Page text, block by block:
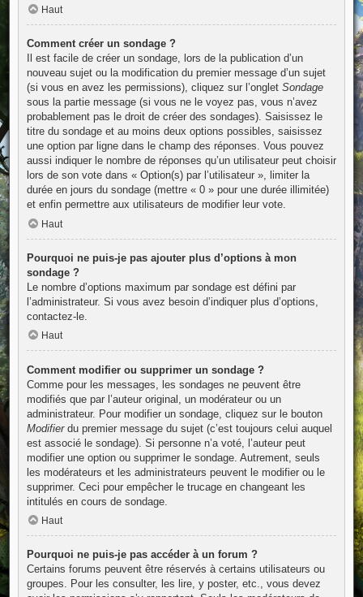
Haut
Comment créer un sondage ?
Il est facile de créer un sondage, lors de la publication d’un
nouveau sujet ou la modification du premier message d’un sujet
(si vous en avez les permissions), cliquez sur l’onglet Sondage
sous la partie message (si vous ne le voyez pas, vous n’avez
probablement pas le droit de créer des sondages). Saisissez le
titre du sondage et au moins deux options possibles, saisissez
une option par ligne dans le champ des réponses. Vous pouvez
aussi indiquer le nombre de réponses qu’un utilisateur peut choisir
lors de son vote dans « Option(s) par l’utilisateur », limiter la
durée en jours du sondage (mettre « 0 » pour une durée illimitée)
et enfin permettre aux utilisateurs de modifier leur vote.
Haut
Pourquoi ne puis-je pas ajouter plus d’options à mon
sondage ?
Le nombre d’options maximum par sondage est défini par
l’administrateur. Si vous avez besoin d’indiquer plus d’options,
contactez-le.
Haut
Comment modifier ou supprimer un sondage ?
Comme pour les messages, les sondages ne peuvent être
modifiés que par l’auteur original, un modérateur ou un
administrateur. Pour modifier un sondage, cliquez sur le bouton
Modifierdu premier message du sujet (c’est toujours celui auquel
est associé le sondage). Si personne n’a voté, l’auteur peut
modifier une option ou supprimer le sondage. Autrement, seuls
les modérateurs et les administrateurs peuvent le modifier ou le
supprimer. Ceci pour empêcher le trucage en changeant les
intitulés en cours de sondage.
Haut
Pourquoi ne puis-je pas accéder à un forum ?
Certains forums peuvent être réservés à certains utilisateurs ou
groupes. Pour les consulter, les lire, y poster, etc., vous devez